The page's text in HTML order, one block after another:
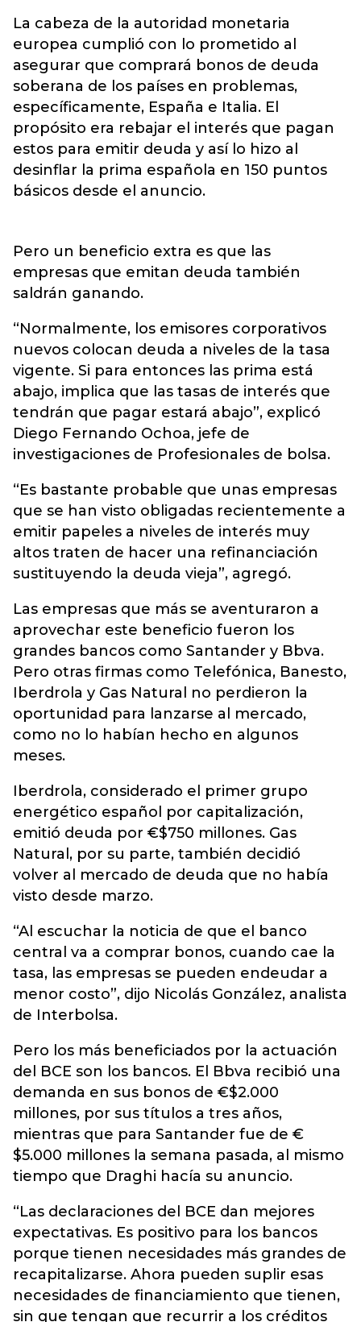
La cabeza de la autoridad monetaria
europea cumplió con lo prometido al
asegurar que comprará bonos de deuda
soberana de los países en problemas,
específicamente, España e Italia. El
propósito era rebajar el interés que pagan
estos para emitir deuda y así lo hizo al
desinflar la prima española en 150 puntos
básicos desde el anuncio.
Pero un beneficio extra es que las
empresas que emitan deuda también
saldrán ganando.
“Normalmente, los emisores corporativos
nuevos colocan deuda a niveles de la tasa
vigente. Si para entonces las prima está
abajo, implica que las tasas de interés que
tendrán que pagar estará abajo”, explicó
Diego Fernando Ochoa, jefe de
investigaciones de Profesionales de bolsa.
“Es bastante probable que unas empresas
que se han visto obligadas recientemente a
emitir papeles a niveles de interés muy
altos traten de hacer una refinanciación
sustituyendo la deuda vieja”, agregó.
Las empresas que más se aventuraron a
aprovechar este beneficio fueron los
grandes bancos como Santander y Bbva.
Pero otras firmas como Telefónica, Banesto,
Iberdrola y Gas Natural no perdieron la
oportunidad para lanzarse al mercado,
como no lo habían hecho en algunos
meses.
Iberdrola, considerado el primer grupo
energético español por capitalización,
emitió deuda por €$750 millones. Gas
Natural, por su parte, también decidió
volver al mercado de deuda que no había
visto desde marzo.
“Al escuchar la noticia de que el banco
central va a comprar bonos, cuando cae la
tasa, las empresas se pueden endeudar a
menor costo”, dijo Nicolás González, analista
de Interbolsa.
Pero los más beneficiados por la actuación
del BCE son los bancos. El Bbva recibió una
demanda en sus bonos de €$2.000
millones, por sus títulos a tres años,
mientras que para Santander fue de €
$5.000 millones la semana pasada, al mismo
tiempo que Draghi hacía su anuncio.
“Las declaraciones del BCE dan mejores
expectativas. Es positivo para los bancos
porque tienen necesidades más grandes de
recapitalizarse. Ahora pueden suplir esas
necesidades de financiamiento que tienen,
sin que tengan que recurrir a los créditos